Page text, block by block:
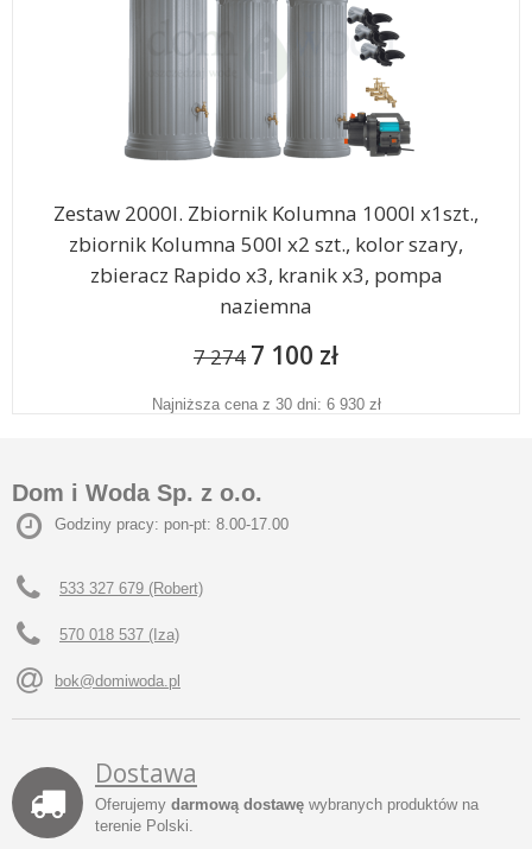
Zestaw 2000l. Zbiornik Kolumna 1000l x1szt.,
zbiornik Kolumna 500l x2 szt., kolor szary,
zbieracz Rapido x3, kranik x3, pompa
naziemna
7 274 7 100 zł
Najniższa cena z 30 dni: 6 930 zł
Dom i Woda Sp. z o.o.
Godziny pracy: pon-pt: 8.00-17.00
533 327 679 (Robert)
570 018 537 (Iza)
bok@domiwoda.pl
Dostawa
Oferujemy darmową dostawę wybranych produktów na
terenie Polski.